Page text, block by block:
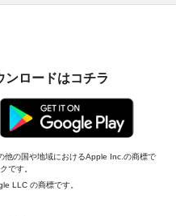
ロードはコチラ
の国や地域におけるApple Inc.の商標で
です。
LLC の商標です。